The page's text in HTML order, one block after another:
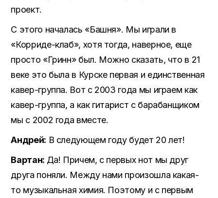
проект.
С этого началась «Башня». Мы играли в
«Корриде-клаб», хотя тогда, наверное, еще
просто «Гринн» был. Можно сказать, что в 21
веке это была в Курске первая и единственная
кавер-группа. Вот с 2003 года мы играем как
кавер-группа, а как гитарист с барабанщиком
мы с 2002 года вместе.
Андрей: В следующем году будет 20 лет!
Вартан: Да! Причем, с первых нот мы друг
друга поняли. Между нами произошла какая-
то музыкальная химия. Поэтому и с первым